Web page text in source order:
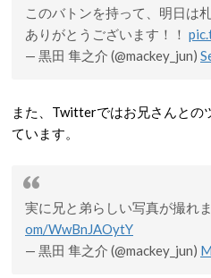
このバトンを持って、明日は
ありがとうございます！！
— 黒田 隼之介 (@mackey_jun)
また、Twitterではお兄さんとの
ています。
実に兄と弟らしい写真が撮れ
om/WwBnJAOytY
— 黒田 隼之介 (@mackey_jun)